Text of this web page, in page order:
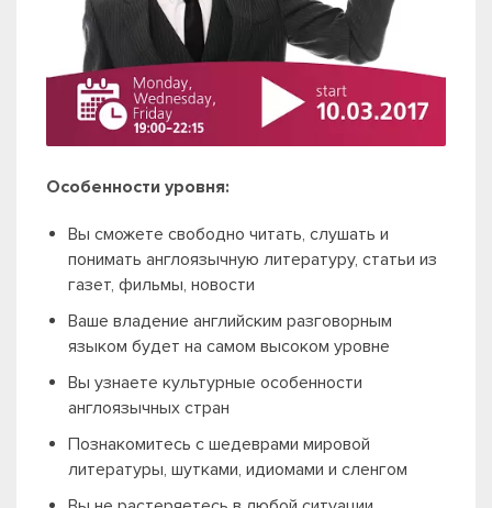
Особенности уровня:
Вы сможете свободно читать, слушать и
понимать англоязычную литературу, статьи из
газет, фильмы, новости
Ваше владение английским разговорным
языком будет на самом высоком уровне
Вы узнаете культурные особенности
англоязычных стран
Познакомитесь с шедеврами мировой
литературы, шутками, идиомами и сленгом